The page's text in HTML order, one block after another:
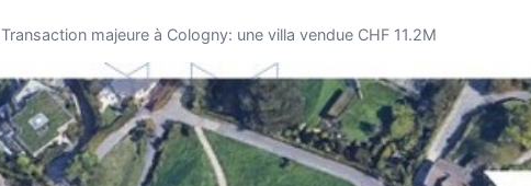
Transaction majeure à Cologny: une villa vendue CHF 11.2M